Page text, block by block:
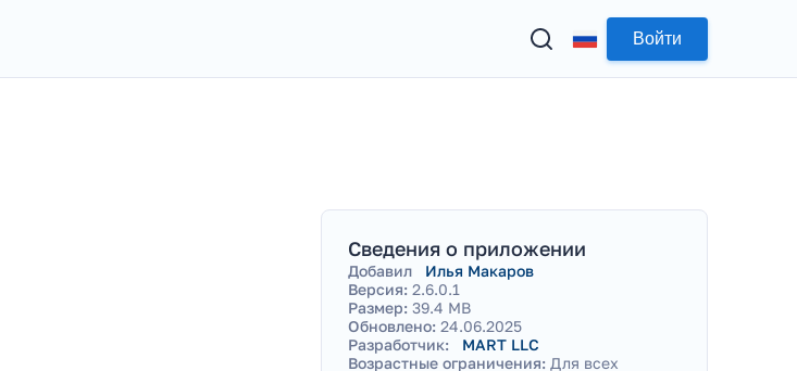
Войти
Сведения о приложении
Добавил
Илья Макаров
Версия: 2.6.0.1
Размер: 39.4 MB
Обновлено: 24.06.2025
Разработчик:
MART LLC
Возрастные ограничения: Для всех